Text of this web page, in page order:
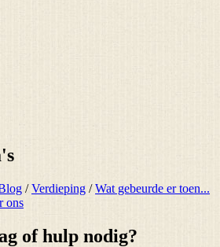
/Verdieping /Wat gebeurde er toen...
ons
of hulp nodig?